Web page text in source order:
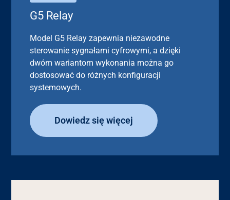
G5 Relay
Model G5 Relay zapewnia niezawodne
sterowanie sygnałami cyfrowymi, a dzięki
dwóm wariantom wykonania można go
dostosować do różnych konfiguracji
systemowych.
Dowiedz się więcej